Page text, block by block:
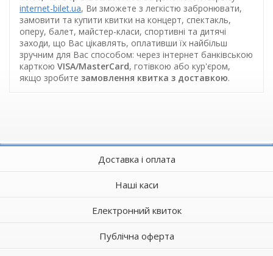
internet-bilet.ua, Ви зможете з легкістю забронювати,
замовити та купити квитки на концерт, спектакль,
оперу, балет, майстер-класи, спортивні та дитячі
заходи, що Вас цікавлять, оплативши їх найбільш
зручним для Вас способом: через інтернет банківською
карткою VISA/MasterCard, готівкою або кур'єром,
якщо зробите замовлення квитка з доставкою.
Доставка і оплата
Наші каси
Електронний квиток
Публічна оферта